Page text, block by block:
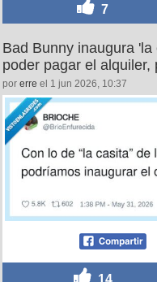
7
Bad Bunny inaugura
poder pagar el
por erre el 1 jun 2026, 10:37
14